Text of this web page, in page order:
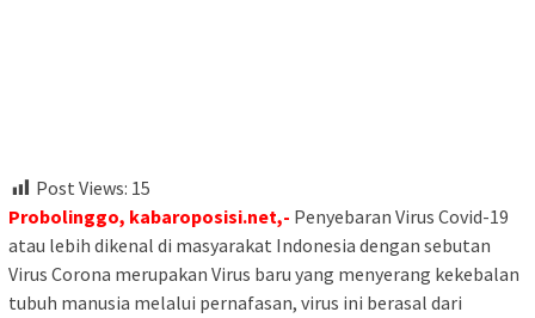
Post Views: 15
Probolinggo, kabaroposisi.net,- Penyebaran Virus Covid-19
atau lebih dikenal di masyarakat Indonesia dengan sebutan
Virus Corona merupakan Virus baru yang menyerang kekebalan
tubuh manusia melalui pernafasan, virus ini berasal dari